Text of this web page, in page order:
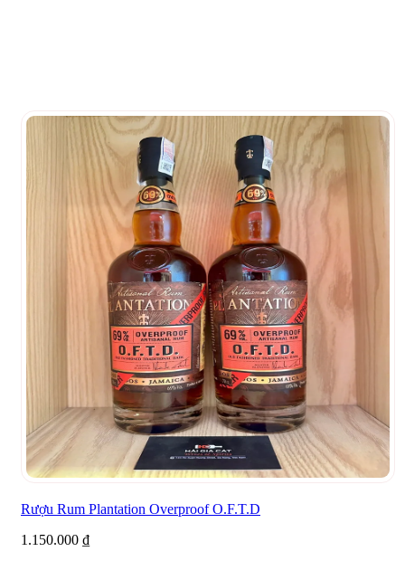
Rượu Rum Plantation Overproof O.F.T.D
1.150.000 ₫